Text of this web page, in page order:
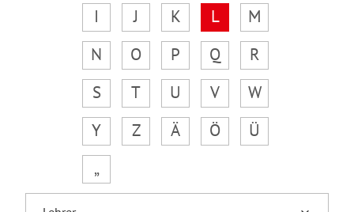
I
J K L
M
N
O P Q
R
S
T U V
W
Y
Z Ä Ö
Ü
„